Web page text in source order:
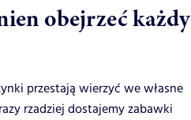
obejrzeć każdy
przestają wierzyć we własne
rzadziej dostajemy zabawki